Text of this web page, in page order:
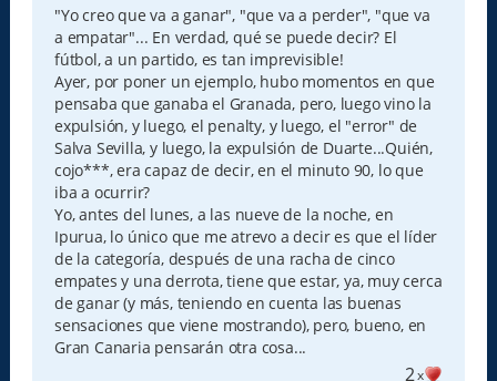
s
a
j
e
"Yo creo que va a ganar", "que va a perder", "que va
a empatar"... En verdad, qué se puede decir? El
fútbol, a un partido, es tan imprevisible!
Ayer, por poner un ejemplo, hubo momentos en que
pensaba que ganaba el Granada, pero, luego vino la
expulsión, y luego, el penalty, y luego, el "error" de
Salva Sevilla, y luego, la expulsión de Duarte...Quién,
cojo***, era capaz de decir, en el minuto 90, lo que
iba a ocurrir?
Yo, antes del lunes, a las nueve de la noche, en
Ipurua, lo único que me atrevo a decir es que el líder
de la categoría, después de una racha de cinco
empates y una derrota, tiene que estar, ya, muy cerca
de ganar (y más, teniendo en cuenta las buenas
sensaciones que viene mostrando), pero, bueno, en
Gran Canaria pensarán otra cosa...
2x